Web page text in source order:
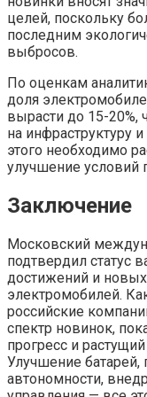
целей, поскольку
последним
выбросов.
По оценкам
доля
вырасти до 15-20%,
на инфраструктуру
этого необходимо
улучшение условий
Заключение
Московский
подтвердил статус
достижений и
электромобилей.
российские
спектр новинок,
прогресс и
Улучшение
автономности,